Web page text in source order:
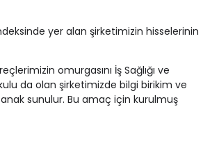
yer alan şirketimizin hisselerinin
omurgasını İş Sağlığı ve
da olan şirketimizde bilgi birikim ve
sunulur. Bu amaç için kurulmuş